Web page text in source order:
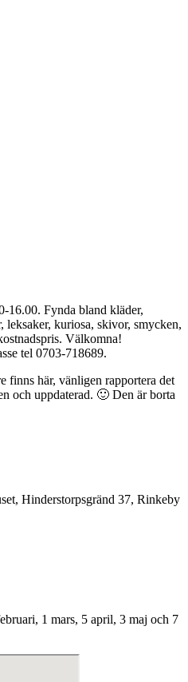
16.00. Fynda bland kläder,
leksaker, kuriosa, skivor, smycken,
Välkomna!
tel 0703-718689.
finns här, vänligen rapportera det
och uppdaterad. 🙂 Den är borta
Hinderstorpsgränd 37, Rinkeby
1 mars, 5 april, 3 maj och 7